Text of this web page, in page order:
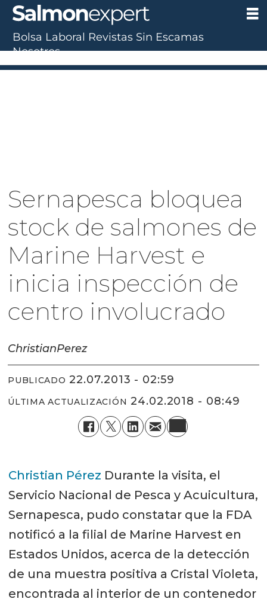
Sernapesca bloquea
stock de salmones de
Marine Harvest e
inicia inspección de
centro involucrado
ChristianPerez
PUBLICADO 22.07.2013 - 02:59
ÚLTIMA ACTUALIZACIÓN 24.02.2018 - 08:49
Christian Pérez Durante la visita, el
Servicio Nacional de Pesca y Acuicultura,
Sernapesca, pudo constatar que la FDA
notificó a la filial de Marine Harvest en
Estados Unidos, acerca de la detección
de una muestra positiva a Cristal Violeta,
encontrada al interior de un contenedor
Bolsa Laboral Revistas Sin Escamas
Nosotros